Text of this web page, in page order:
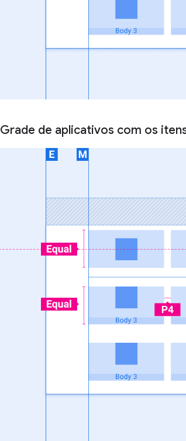
Grade de aplicativos com os